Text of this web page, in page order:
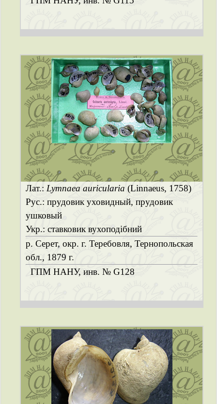
Лат.: Lymnaea auricularia (Linnaeus, 1758)
Рус.: прудовик уховидный, прудовик
ушковый
Укр.: ставковик вухоподібний
р. Серет, окр. г. Теребовля, Тернопольская
обл., 1879 г.
ГПМ НАНУ, инв. № G128